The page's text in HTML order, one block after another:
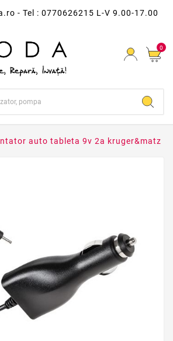
- Tel : 0770626215 L-V 9.00-17.00
0
auto tableta 9v 2a kruger&matz